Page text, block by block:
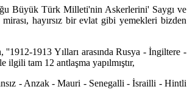
Büyük Türk Milleti'nin Askerlerini' Saygı ve
hayırsız bir evlat gibi yemekleri bizden
1913 Yılları arasında Rusya - İngiltere -
ilgili tam 12 antlaşma yapılmıştır,
- Anzak - Mauri - Senegalli - İsrailli - Hintli